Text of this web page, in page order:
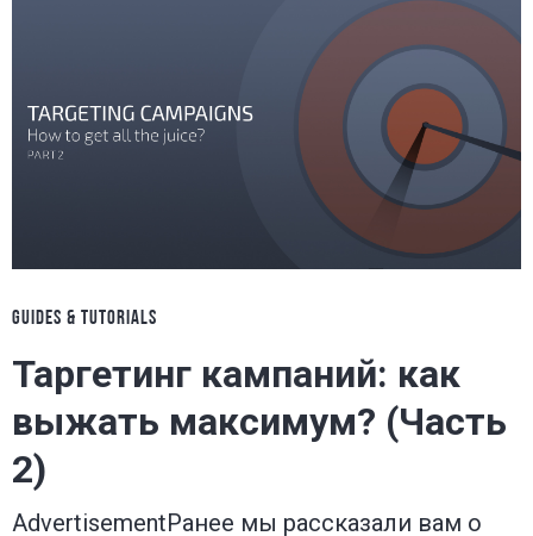
GUIDES & TUTORIALS
Таргетинг кампаний: как
выжать максимум? (Часть
2)
AdvertisementРанее мы рассказали вам о